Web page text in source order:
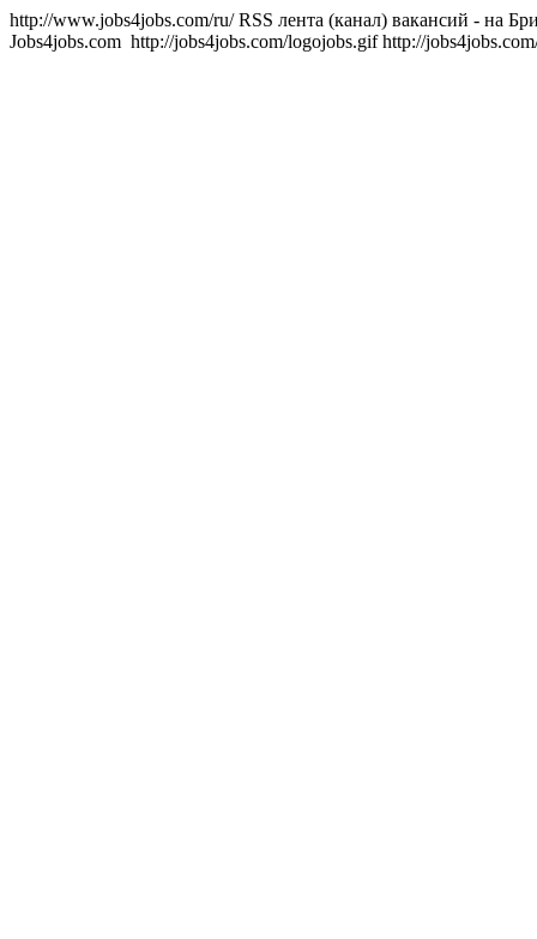
http://www.jobs4jobs.com/ru/RSS лента (канал) вакансий - на
Jobs4jobs.com http://jobs4jobs.com/logojobs.gif http://